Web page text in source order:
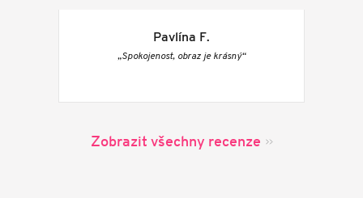
Pavlína F.
„Spokojenost, obraz je krásný“
Zobrazit všechny recenze